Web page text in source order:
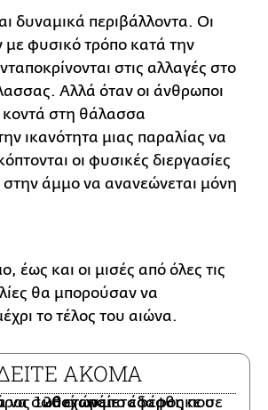
δυναμικά περιβάλλοντα. Οι
με φυσικό τρόπο κατά την
στις αλλαγές στο
Αλλά όταν οι άνθρωποι
κοντά στη θάλασσα
ικανότητα μιας παραλίας να
οι φυσικές διεργασίες
στην άμμο να ανανεώνεται μόνη
έως και οι μισές από όλες τις
θα μπορούσαν να
το τέλος του αιώνα.
ΑΚΟΜΑ